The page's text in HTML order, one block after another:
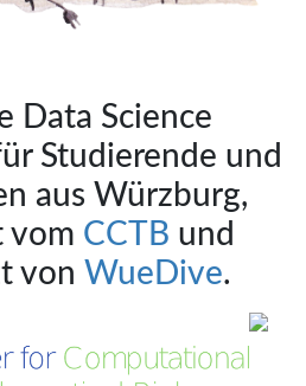
Data Science
Studierende und
aus Würzburg,
vom CCTB und
von WueDive.